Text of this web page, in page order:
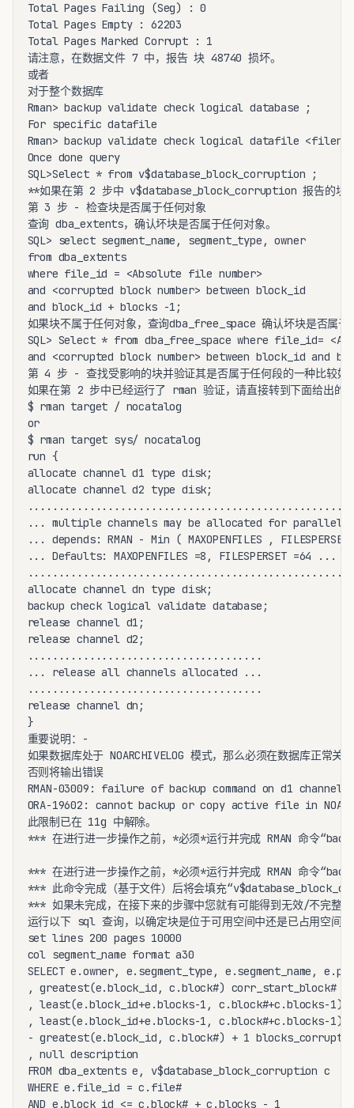
Total Pages Failing (Seg) : 0
Total Pages Empty : 62203
Total Pages Marked Corrupt : 1
请注意，在数据文件 7 中，报告 块 48740 损坏。
或者
对于整个数据库
Rman> backup validate check logical database ;
For specific datafile
Rman> backup validate check logical datafile
Once done query
SQL>Select * from v$database_block_corruption ;
**如果在第 2 步中 v$database_block_corruption 报告的块
第 3 步 - 检查块是否属于任何对象
查询 dba_extents，确认坏块是否属于任何对象。
SQL> select segment_name, segment_type, owner
from dba_extents
where file_id = <Absolute file number>
and <corrupted block number> between block_id
and block_id + blocks -1;
如果块不属于任何对象，查询dba_free_space 确认坏块是否属于
SQL> Select * from dba_free_space where file_id=
and <corrupted block number> between block_id and
第 4 步 - 查找受影响的块并验证其是否属于任何段的一种比较好
如果在第 2 步中已经运行了 rman 验证，请直接转到下面给出
$ rman target / nocatalog
or
$ rman target sys/ nocatalog
run {
allocate channel d1 type disk;
allocate channel d2 type disk;
... multiple channels may be allocated for
... depends: RMAN - Min ( MAXOPENFILES ,
... Defaults: MAXOPENFILES =8, FILESPERSET =64
allocate channel dn type disk;
backup check logical validate database;
release channel d1;
release channel d2;
......................................
... release all channels allocated ...
......................................
release channel dn;
}
重要说明：-
如果数据库处于 NOARCHIVELOG 模式，那么必须在数据库正常关
否则将输出错误
RMAN-03009: failure of backup command on d1
ORA-19602: cannot backup or copy active file in
此限制已在 11g 中解除。
*** 在进行进一步操作之前，*必须*运行并完成 RMAN 命令
*** 在进行进一步操作之前，*必须*运行并完成 RMAN 命令
*** 此命令完成（基于文件）后将会填充
*** 如果未完成，在接下来的步骤中您就有可能得到无效/不完整
运行以下 sql 查询，以确定块是位于可用空间中还是已占用空间中
set lines 200 pages 10000
col segment_name format a30
SELECT e.owner, e.segment_type, e.segment_name,
, greatest(e.block_id, c.block#) corr_start_block#
, least(e.block_id+e.blocks-1, c.block#+c.blocks-1)
, least(e.block_id+e.blocks-1, c.block#+c.blocks-1)
- greatest(e.block_id, c.block#) + 1 blocks_corrupted
, null description
FROM dba_extents e, v$database_block_corruption c
WHERE e.file_id = c.file#
AND e.block_id <= c.block# + c.blocks - 1